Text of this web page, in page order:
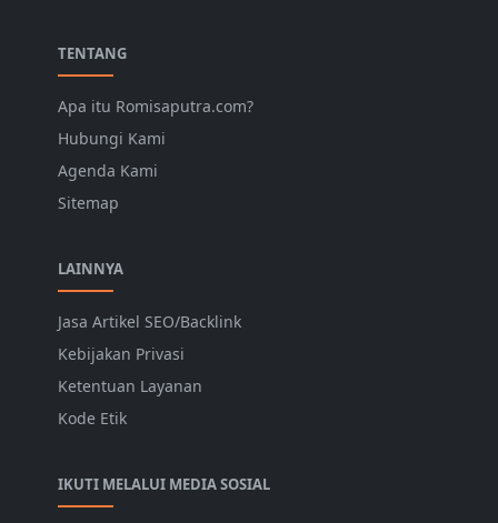
TENTANG
Apa itu Romisaputra.com?
Hubungi Kami
Agenda Kami
Sitemap
LAINNYA
Jasa Artikel SEO/Backlink
Kebijakan Privasi
Ketentuan Layanan
Kode Etik
IKUTI MELALUI MEDIA SOSIAL